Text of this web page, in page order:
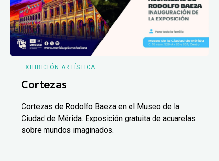
EXHIBICIÓN ARTÍSTICA
Cortezas
Cortezas de Rodolfo Baeza en el Museo de la
Ciudad de Mérida. Exposición gratuita de acuarelas
sobre mundos imaginados.